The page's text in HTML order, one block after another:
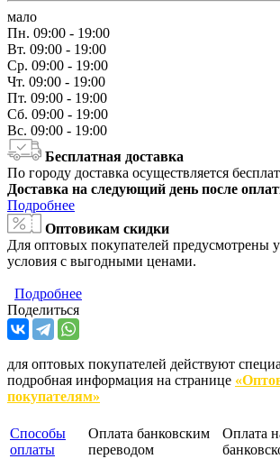
мало
Пн. 09:00 - 19:00
Вт. 09:00 - 19:00
Ср. 09:00 - 19:00
Чт. 09:00 - 19:00
Пт. 09:00 - 19:00
Сб. 09:00 - 19:00
Вс. 09:00 - 19:00
Бесплатная доставка
По городу доставка осуществляется
Доставка на следующий день после
Подробнее
Оптовикам скидки
Для оптовых покупателей предусмотрены
условия с выгодными ценами.
Подробнее
Поделиться
для оптовых покупателей действуют
подробная информация на странице
покупателям»
Способы
оплаты
Оплата банковским
переводом
Оплата